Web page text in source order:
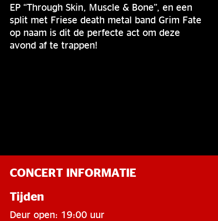
EP “Through Skin, Muscle & Bone”, en een
split met Friese death metal band Grim Fate
op naam is dit de perfecte act om deze
avond af te trappen!
CONCERT INFORMATIE
Tijden
Deur open: 19:00 uur